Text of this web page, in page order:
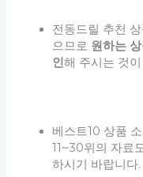
전동드릴 추천
으므로 원하는
인해 주시는 것
베스트10 상품
11~30위의 자료
하시기 바랍니다.